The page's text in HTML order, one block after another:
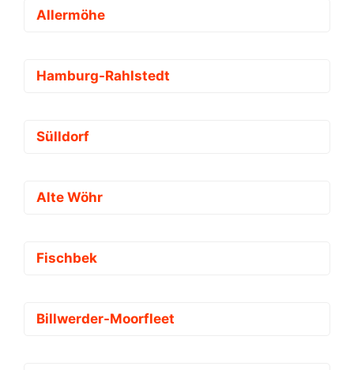
Allermöhe
Hamburg-Rahlstedt
Sülldorf
Alte Wöhr
Fischbek
Billwerder-Moorfleet